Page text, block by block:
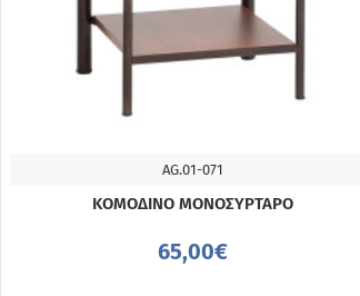
AG.01-071
ΚΟΜΟΔΙΝΟ ΜΟΝΟΣΥΡΤΑΡΟ
65,00€